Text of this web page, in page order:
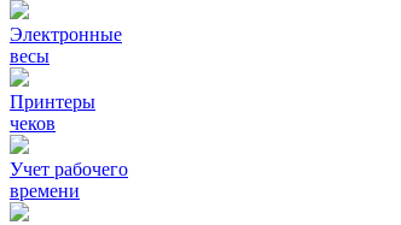
Электронные
весы
Принтеры
чеков
Учет рабочего
времени